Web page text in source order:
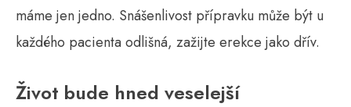
máme jen jedno. Snášenlivost přípravku může být u
každého pacienta odlišná, zažijte erekce jako dřív.
Život bude hned veselejší